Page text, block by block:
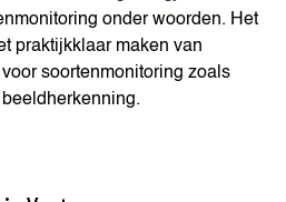
onder woorden. Het
praktijkklaar maken van
soortenmonitoring zoals